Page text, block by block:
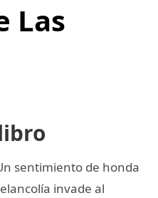
Las
sentimiento de honda
invade al